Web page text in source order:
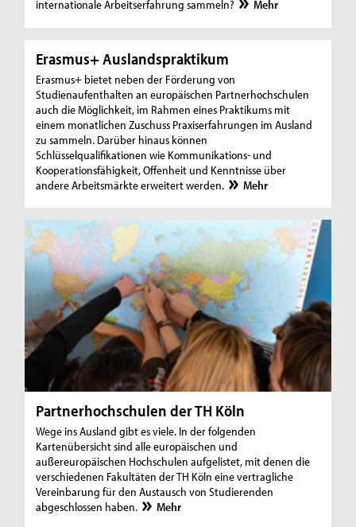
internationale Arbeitserfahrung sammeln? Mehr
Erasmus+ Auslandspraktikum
Erasmus+ bietet neben der Förderung von
Studienaufenthalten an europäischen Partnerhochschulen
auch die Möglichkeit, im Rahmen eines Praktikums mit
einem monatlichen Zuschuss Praxiserfahrungen im Ausland
zu sammeln. Darüber hinaus können
Schlüsselqualifikationen wie Kommunikations- und
Kooperationsfähigkeit, Offenheit und Kenntnisse über
andere Arbeitsmärkte erweitert werden.
Mehr
Partnerhochschulen der TH Köln
Wege ins Ausland gibt es viele. In der folgenden
Kartenübersicht sind alle europäischen und
außereuropäischen Hochschulen aufgelistet, mit denen die
verschiedenen Fakultäten der TH Köln eine vertragliche
Vereinbarung für den Austausch von Studierenden
abgeschlossen haben.
Mehr